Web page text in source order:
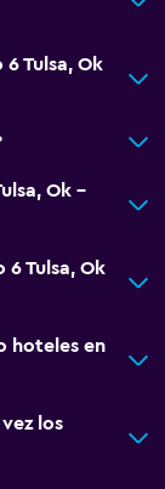
Tulsa, Ok
Ok -
Tulsa, Ok
hoteles en
los